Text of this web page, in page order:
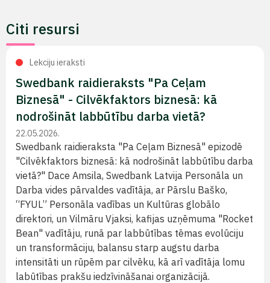
Citi resursi
Lekciju ieraksti
Swedbank raidieraksts "Pa Ceļam
Biznesā" - Cilvēkfaktors biznesā: kā
nodrošināt labbūtību darba vietā?
22.05.2026.
Swedbank raidieraksta "Pa Ceļam Biznesā" epizodē
"Cilvēkfaktors biznesā: kā nodrošināt labbūtību darba
vietā?" Dace Amsila, Swedbank Latvija Personāla un
Darba vides pārvaldes vadītāja, ar Pārslu Baško,
“FYUL” Personāla vadības un Kultūras globālo
direktori, un Vilmāru Vjaksi, kafijas uzņēmuma "Rocket
Bean" vadītāju, runā par labbūtības tēmas evolūciju
un transformāciju, balansu starp augstu darba
intensitāti un rūpēm par cilvēku, kā arī vadītāja lomu
labūtības prakšu iedzīvināšanai organizācijā.